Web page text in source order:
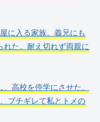
に入る家族。義兄にも
れた。耐え切れず両親に
高校を停学にさせた。
ブチギレて私とトメの